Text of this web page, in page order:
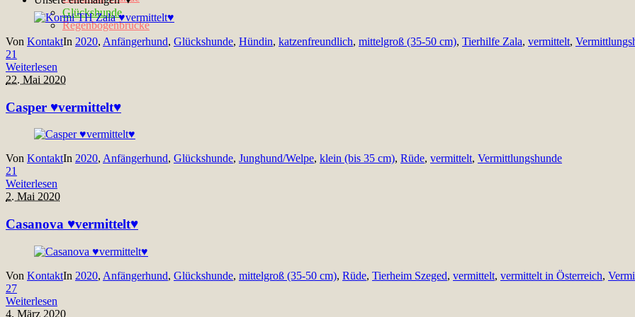
Glückshunde
Regenbogenbrücke
Von KontaktIn 2020, Anfängerhund, Glückshunde, Hündin, katzenfreundlich, mittelgroß (35-50 cm), Tierhilfe Zala, vermittelt,
21
Weiterlesen
22. Mai 2020
Casper ♥vermittelt♥
Von KontaktIn 2020, Anfängerhund, Glückshunde, Junghund/Welpe, klein (bis 35 cm), Rüde, vermittelt, Vermittlungshunde
21
Weiterlesen
2. Mai 2020
Casanova ♥vermittelt♥
Von KontaktIn 2020, Anfängerhund, Glückshunde, mittelgroß (35-50 cm), Rüde, Tierheim Szeged, vermittelt, vermittelt in Österreich,
27
Weiterlesen
4. März 2020